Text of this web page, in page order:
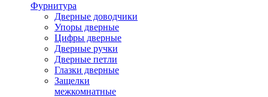
Фурнитура
Дверные доводчики
Упоры дверные
Цифры дверные
Дверные ручки
Дверные петли
Глазки дверные
Защелки
межкомнатные